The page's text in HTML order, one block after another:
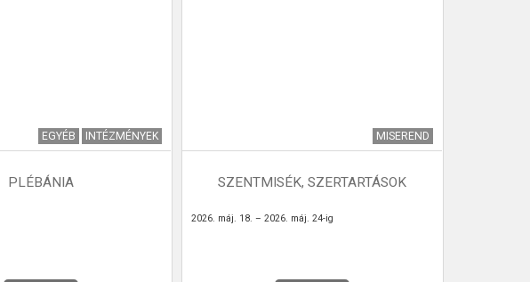
EGYÉB INTÉZMÉNYEK
PLÉBÁNIA
MISEREND
SZENTMISÉK, SZERTARTÁSOK
2026. máj. 18. – 2026. máj. 24-ig